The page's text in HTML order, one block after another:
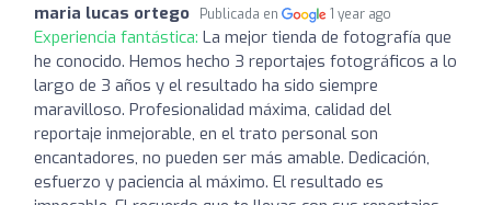
maria lucas ortego Publicada en 1 year ago
Experiencia fantástica: La mejor tienda de fotografía que
he conocido. Hemos hecho 3 reportajes fotográficos a lo
largo de 3 años y el resultado ha sido siempre
maravilloso. Profesionalidad máxima, calidad del
reportaje inmejorable, en el trato personal son
encantadores, no pueden ser más amable. Dedicación,
esfuerzo y paciencia al máximo. El resultado es